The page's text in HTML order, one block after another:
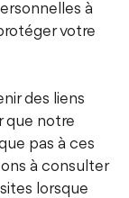
à
votre
des liens
que notre
pas à ces
à consulter
lorsque